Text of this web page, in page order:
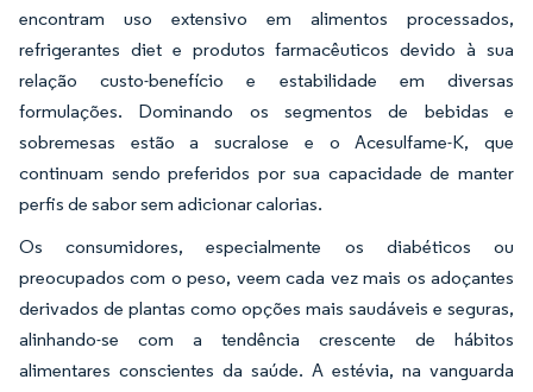
encontram uso extensivo em alimentos processados,
refrigerantes diet e produtos farmacêuticos devido à sua
relação custo-benefício e estabilidade em diversas
formulações. Dominando os segmentos de bebidas e
sobremesas estão a sucralose e o Acesulfame-K, que
continuam sendo preferidos por sua capacidade de manter
perfis de sabor sem adicionar calorias.
Os consumidores, especialmente os diabéticos ou
preocupados com o peso, veem cada vez mais os adoçantes
derivados de plantas como opções mais saudáveis e seguras,
alinhando-se com a tendência crescente de hábitos
alimentares conscientes da saúde. A estévia, na vanguarda